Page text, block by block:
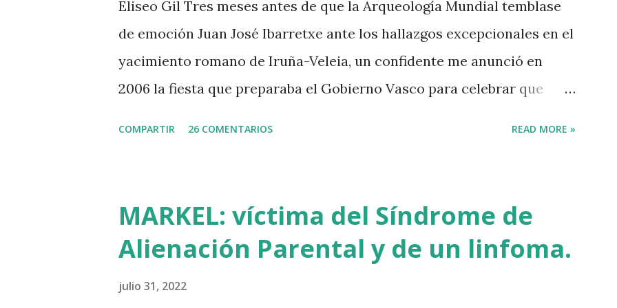
su asesinato: concentró a más de medio millón de personas. Fuimos
muchos los que descubrimos que l...
Eliseo Gil Tres meses antes de que la Arqueología Mundial temblase
de emoción Juan José Ibarretxe ante los hallazgos excepcionales en el
yacimiento romano de Iruña-Veleia, un confidente me anunció en
2006 la fiesta que preparaba el Gobierno Vasco para celebrar que
presunto maestro egipcio llegado desde el Nilo para educar a los
niños de la villa romana. Mi informador y yo hacíamos risas ante la
casualidad de las casualidades: Euskadi era de nuevo pionera.
COMPARTIR 26 COMENTARIOS READ MORE »
MARKEL: víctima del Síndrome de
Alienación Parental y de un linfoma.
julio 31, 2022